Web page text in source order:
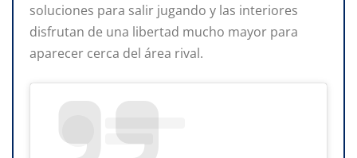
soluciones para salir jugando y las interiores
disfrutan de una libertad mucho mayor para
aparecer cerca del área rival.